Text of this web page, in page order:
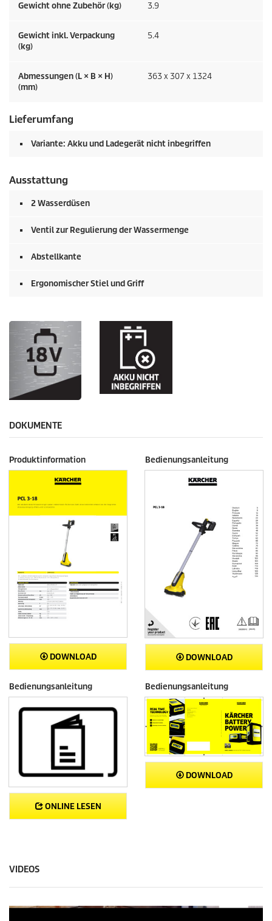
Gewicht ohne Zubehör (kg) 3.9
Gewicht inkl. Verpackung
(kg)
5.4
Abmessungen (L × B × H)
(mm)
363 x 307 x 1324
Lieferumfang
Variante: Akku und Ladegerät nicht inbegriffen
Ausstattung
2 Wasserdüsen
Ventil zur Regulierung der Wassermenge
Abstellkante
Ergonomischer Stiel und Griff
DOKUMENTE
Produktinformation
DOWNLOAD
Bedienungsanleitung
DOWNLOAD
Bedienungsanleitung
ONLINE LESEN
Bedienungsanleitung
DOWNLOAD
VIDEOS